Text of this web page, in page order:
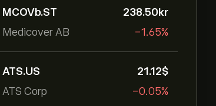
MCOVb.ST
Medicover AB
238.50‎kr‎
-1.65%
ATS.US
ATS Corp
21.12‎$‎
-0.05%